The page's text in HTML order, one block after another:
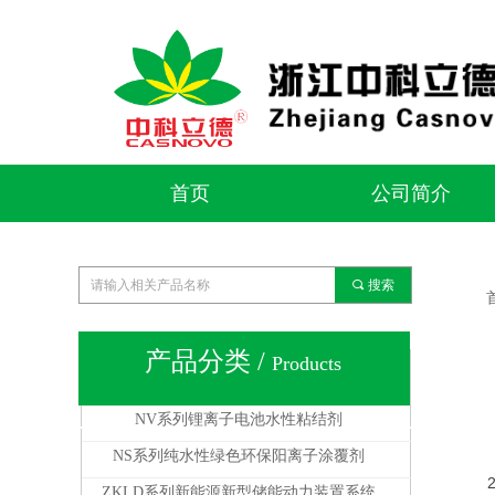
首页 公司简介
全部分类
NV系列锂离子电池水性粘结剂
NS系列纯水性绿色环保阳离子涂覆剂
끠 搜索
产品分类 / Products